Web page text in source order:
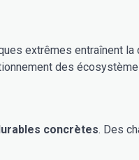
extrêmes entraînent
des
concrètes. Des